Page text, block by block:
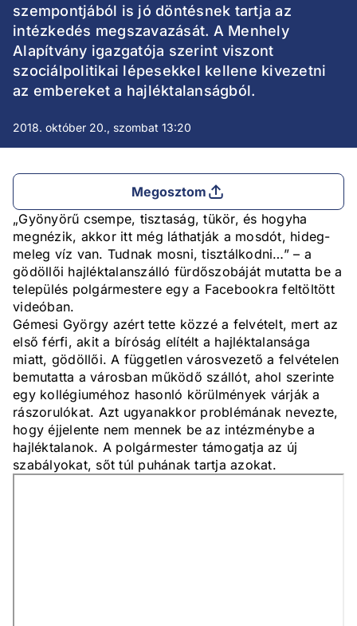
szempontjából is jó döntésnek tartja az
intézkedés megszavazását. A Menhely
Alapítvány igazgatója szerint viszont
szociálpolitikai lépesekkel kellene kivezetni
az embereket a hajléktalanságból.
2018. október 20., szombat 13:20
Megosztom
„Gyönyörű csempe, tisztaság, tükör, és hogyha
megnézik, akkor itt még láthatják a mosdót, hideg-
meleg víz van. Tudnak mosni, tisztálkodni…” – a
gödöllői hajléktalanszálló fürdőszobáját mutatta be a
település polgármestere egy a Facebookra feltöltött
videóban.
Gémesi György azért tette közzé a felvételt, mert az
első férfi, akit a bíróság elítélt a hajléktalansága
miatt, gödöllői. A független városvezető a felvételen
bemutatta a városban működő szállót, ahol szerinte
egy kollégiuméhoz hasonló körülmények várják a
rászorulókat. Azt ugyanakkor problémának nevezte,
hogy éjjelente nem mennek be az intézménybe a
hajléktalanok. A polgármester támogatja az új
szabályokat, sőt túl puhának tartja azokat.